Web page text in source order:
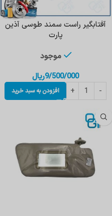
آفتابگیر راست سمند طوسی آذین
پارت
موجود
9/500/000ریال
افزودن به سبد خرید